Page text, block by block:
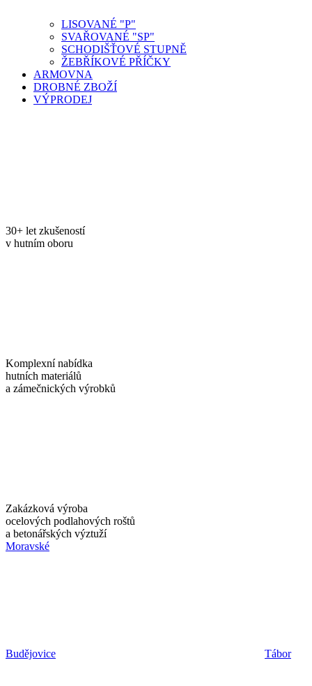
LISOVANÉ "P"
SVAŘOVANÉ "SP"
SCHODIŠŤOVÉ STUPNĚ
ŽEBŘÍKOVÉ PŘÍČKY
ARMOVNA
DROBNÉ ZBOŽÍ
VÝPRODEJ
30+ let zkušeností
v hutním oboru
Komplexní nabídka
hutních materiálů
a zámečnických výrobků
Zakázková výroba
ocelových podlahových roštů
a betonářských výztuží
Moravské
Budějovice Tábor